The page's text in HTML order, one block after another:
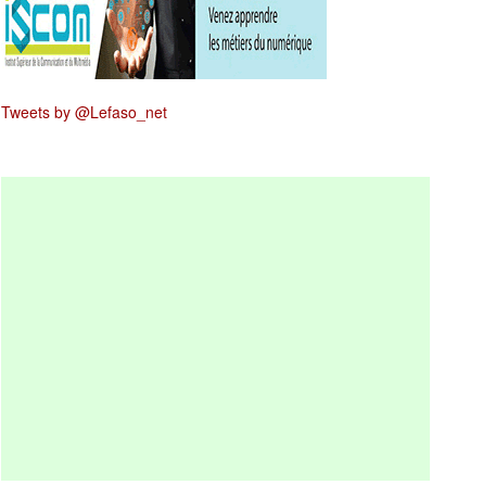
Tweets by @Lefaso_net